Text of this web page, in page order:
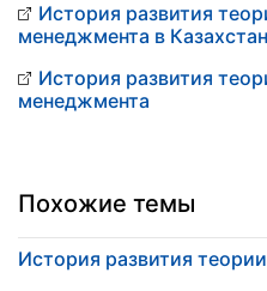
История развития
менеджмента в
История развития
менеджмента
Похожие темы
История развития